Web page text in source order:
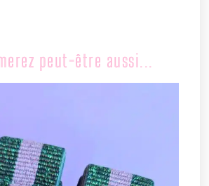
peut-être aussi...